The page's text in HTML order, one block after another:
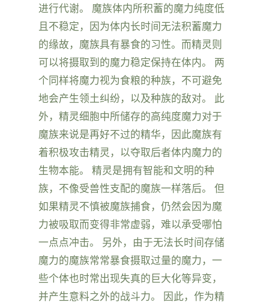
进行代谢。 魔族体内所积蓄的魔力纯度低
且不稳定，因为体内长时间无法积蓄魔力
的缘故，魔族具有暴食的习性。而精灵则
可以将摄取到的魔力稳定保持在体内。 两
个同样将魔力视为食粮的种族，不可避免
地会产生领土纠纷，以及种族的敌对。 此
外，精灵细胞中所储存的高纯度魔力对于
魔族来说是再好不过的精华，因此魔族有
着积极攻击精灵，以夺取后者体内魔力的
生物本能。 精灵是拥有智能和文明的种
族，不像受兽性支配的魔族一样落后。 但
如果精灵不慎被魔族捕食，仍然会因为魔
力被吸取而变得非常虚弱，难以承受哪怕
一点点冲击。 另外，由于无法长时间存储
魔力的魔族常常暴食摄取过量的魔力，一
些个体也时常出现失真的巨大化等异变，
并产生意料之外的战斗力。 因此，作为精